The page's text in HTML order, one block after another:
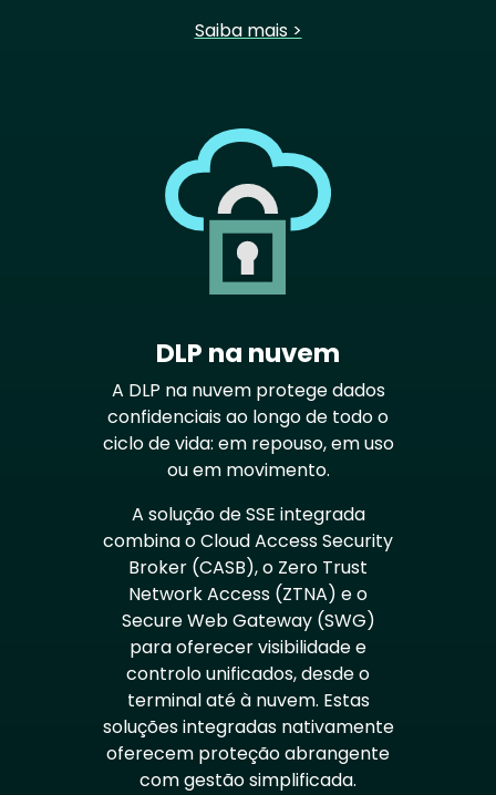
Saiba mais >
DLP na nuvem
A DLP na nuvem protege dados
confidenciais ao longo de todo o
ciclo de vida: em repouso, em uso
ou em movimento.
A solução de SSE integrada
combina o Cloud Access Security
Broker (CASB), o Zero Trust
Network Access (ZTNA) e o
Secure Web Gateway (SWG)
para oferecer visibilidade e
controlo unificados, desde o
terminal até à nuvem. Estas
soluções integradas nativamente
oferecem proteção abrangente
com gestão simplificada.